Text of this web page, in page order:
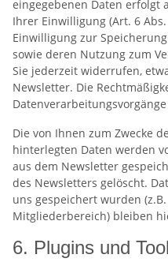
eingegebenen Daten erfolgt
Ihrer Einwilligung (Art. 6
Einwilligung zur
sowie deren Nutzung zum
Sie jederzeit widerrufen,
Newsletter. Die
Die von Ihnen zum Zwecke
hinterlegten Daten werden
aus dem Newsletter
des Newsletters gelöscht.
uns gespeichert wurden
Mitgliederbereich) bleiben
6. Plugins und